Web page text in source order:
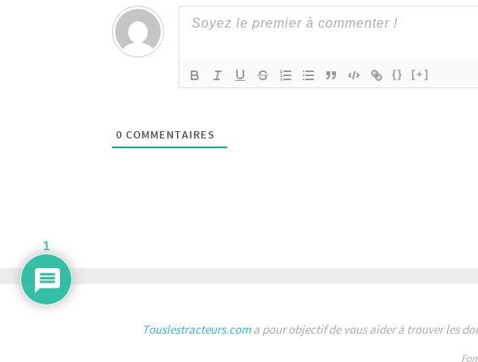
{} [+]
0 COMMENTAIRES
Touslestracteurs.coma pour objectif de vous aider à trouver les
1